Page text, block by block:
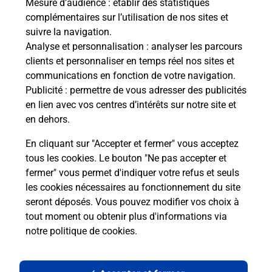
Mesure d’audience : établir des statistiques
complémentaires sur l’utilisation de nos sites et
suivre la navigation.
Analyse et personnalisation : analyser les parcours
clients et personnaliser en temps réel nos sites et
communications en fonction de votre navigation.
Publicité : permettre de vous adresser des publicités
en lien avec vos centres d’intérêts sur notre site et
en dehors.
En cliquant sur "Accepter et fermer" vous acceptez
tous les cookies. Le bouton "Ne pas accepter et
fermer" vous permet d'indiquer votre refus et seuls
les cookies nécessaires au fonctionnement du site
seront déposés. Vous pouvez modifier vos choix à
tout moment ou obtenir plus d'informations via
notre politique de cookies.
Boîte aux lettres La Poste
Prochaine collecte du courrierlundià 08h30
13 Rue Des Tilleuls
02490 Vendelles
Le lien s'ouvre dans un nouvel onglet
Localiser Liste Boîtes aux lettres Aisne Vendelles